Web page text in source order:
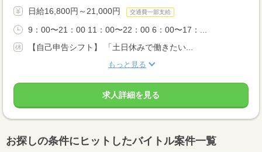
日給16,800円～21,000円 交通費一部支給
9：00〜21：00 11：00〜22：00 6：00〜17：...
【自己申告シフト】 「土日休みで働きたい...
もっと見る
求人詳細を見る
お探しの条件にヒットしたバイトル案件一覧